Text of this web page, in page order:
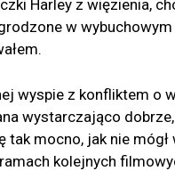
Harley z więzienia,
w
wyspie z konfliktem o
wystarczająco
mocno, jak nie
kolejnych